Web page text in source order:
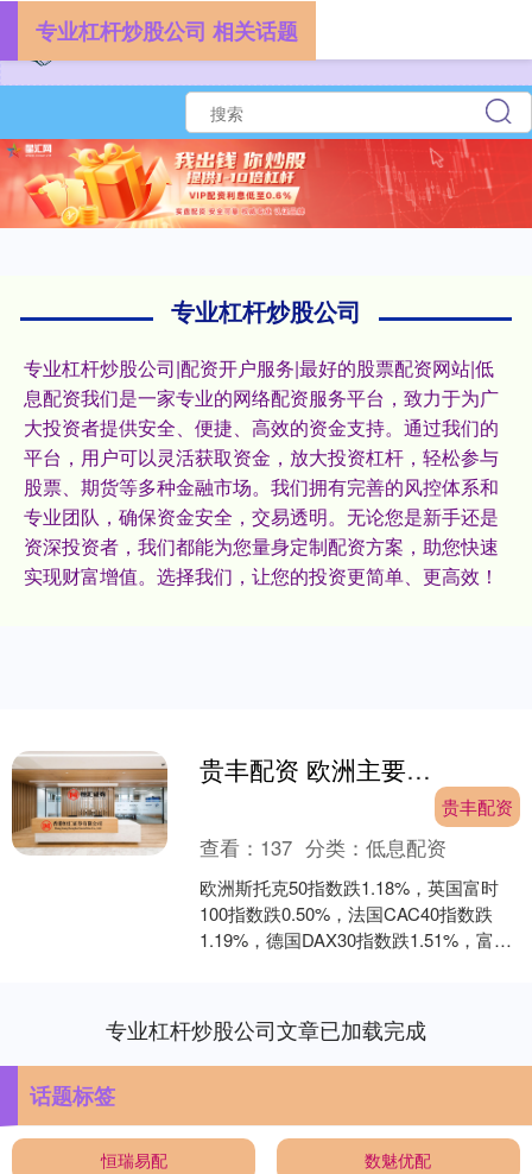
专业杠杆炒股公司
专业杠杆炒股公司|配资开户服务|最好的股票配资网站|低
息配资我们是一家专业的网络配资服务平台，致力于为广
大投资者提供安全、便捷、高效的资金支持。通过我们的
平台，用户可以灵活获取资金，放大投资杠杆，轻松参与
股票、期货等多种金融市场。我们拥有完善的风控体系和
专业团队，确保资金安全，交易透明。无论您是新手还是
资深投资者，我们都能为您量身定制配资方案，助您快速
实现财富增值。选择我们，让您的投资更简单、更高效！
专业杠杆炒股公司 相关话题
贵丰配资 欧洲主要股指收盘集体下跌
贵丰配资
查看： 137 分类：低息配资
欧洲斯托克50指数跌1.18%，英国富时
100指数跌0.50%，法国CAC40指数跌
1.19%，德国DAX30指数跌1.51%，富时
专业杠杆炒股公司文章已加载完成
话题标签
恒瑞易配 数魅优配